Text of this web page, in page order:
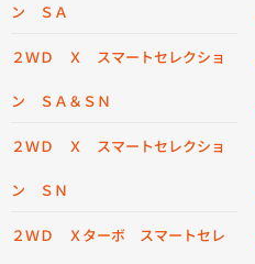
ン ＳＡ
２ＷＤ Ｘ スマートセレクショ
ン ＳＡ＆ＳＮ
２ＷＤ Ｘ スマートセレクショ
ン ＳＮ
２ＷＤ Ｘターボ スマートセレ